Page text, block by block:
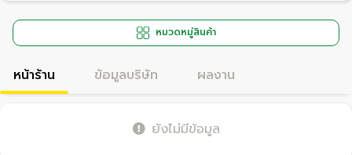
หมวดหมู่สินค้า
หน้าร้าน ข้อมูลบริษัท ผลงาน
ยังไม่มีข้อมูล